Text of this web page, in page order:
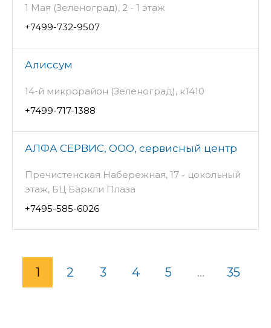
1 Мая (Зеленоград), 2 - 1 этаж
+7499-732-9507
Алиссум
14-й микрорайон (Зеленоград), к1410
+7499-717-1388
АЛФА СЕРВИС, ООО, сервисный центр
Пречистенская Набережная, 17 - цокольный
этаж, БЦ Баркли Плаза
+7495-585-6026
1 2 3 4 5 ... 35